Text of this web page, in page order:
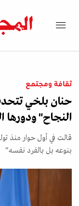
ثقافة ومجتمع
حنان بلخي
النجاح" ودورها
قالت في أول حوار منذ
بنوعه بل بالفرد نفسه"